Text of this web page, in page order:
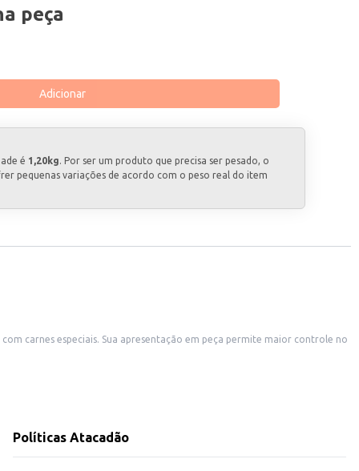
peça
Adicionar
é 1,20kg. Por ser um produto que precisa ser pesado, o
pequenas variações de acordo com o peso real do item
carnes especiais. Sua apresentação em peça permite maior controle no
peça permite melhor gestão de custos e otimização do seu trabalho.
Políticas Atacadão